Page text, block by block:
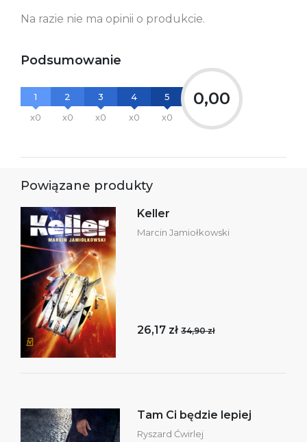
bezpieczeństwa:
Na razie nie ma opinii o produkcie.
Podsumowanie
1
x0
2
x0
3
x0
4
x0
5
x0
0,00
Powiązane produkty
Keller
Marcin Jamiołkowski
26,17 zł 34,90 zł
Tam Ci będzie lepiej
Ryszard Ćwirlej